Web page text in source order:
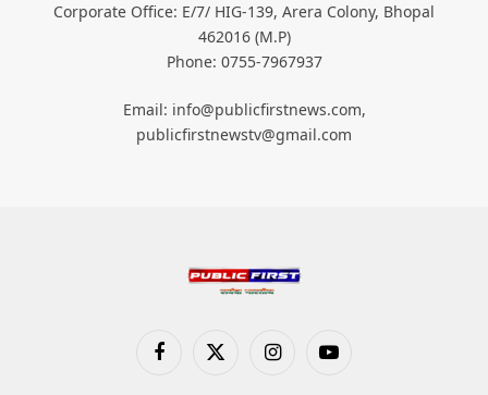
Corporate Office: E/7/ HIG-139, Arera Colony, Bhopal
462016 (M.P)
Phone: 0755-7967937
Email: info@publicfirstnews.com,
publicfirstnewstv@gmail.com
FacebookX
InstagramYouTube